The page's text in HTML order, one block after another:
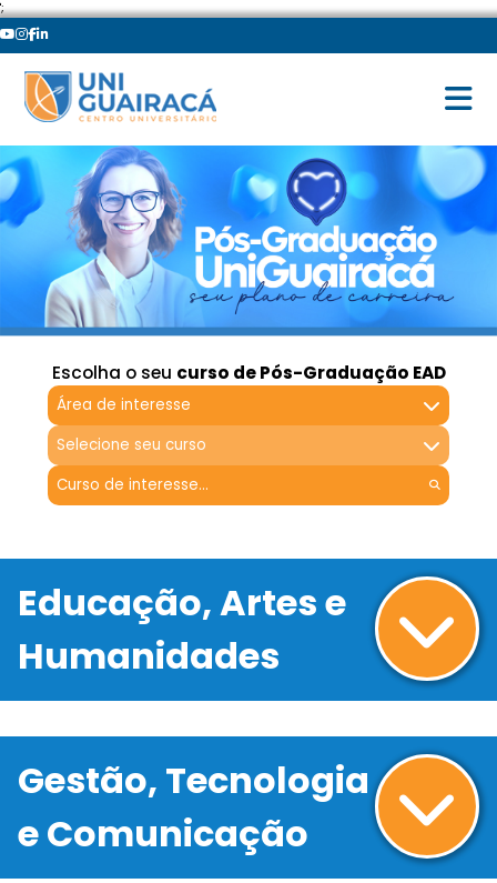
';
Escolha o seu curso de Pós-Graduação EAD
Área de interesse
Selecione seu curso
Educação, Artes e
Humanidades
Gestão, Tecnologia
e Comunicação